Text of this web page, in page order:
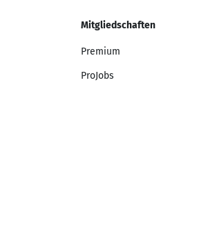
Mitgliedschaften
Premium
ProJobs